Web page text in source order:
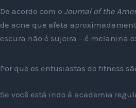
De acordo com o Journal of the
de acne que afeta
escura não é sujeira – é melanina
Por que os entusiastas do fitness
Se você está indo à academia